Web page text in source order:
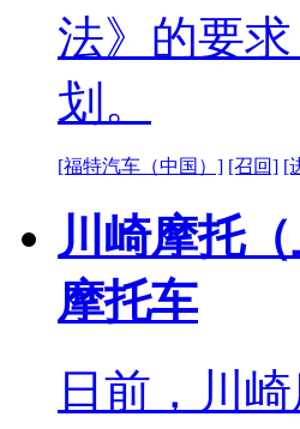
法》的要
划。
[福特汽车（中国）] [召回] [
川崎摩托
摩托车
日前，川